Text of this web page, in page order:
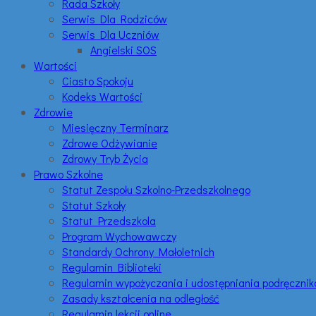
Rada Szkoły
Serwis Dla Rodziców
Serwis Dla Uczniów
Angielski SOS
Wartości
Ciasto Spokoju
Kodeks Wartości
Zdrowie
Miesięczny Terminarz
Zdrowe Odżywianie
Zdrowy Tryb Życia
Prawo Szkolne
Statut Zespołu Szkolno-Przedszkolnego
Statut Szkoły
Statut Przedszkola
Program Wychowawczy
Standardy Ochrony Małoletnich
Regulamin Biblioteki
Regulamin wypożyczania i udostępniania
Zasady kształcenia na odległość